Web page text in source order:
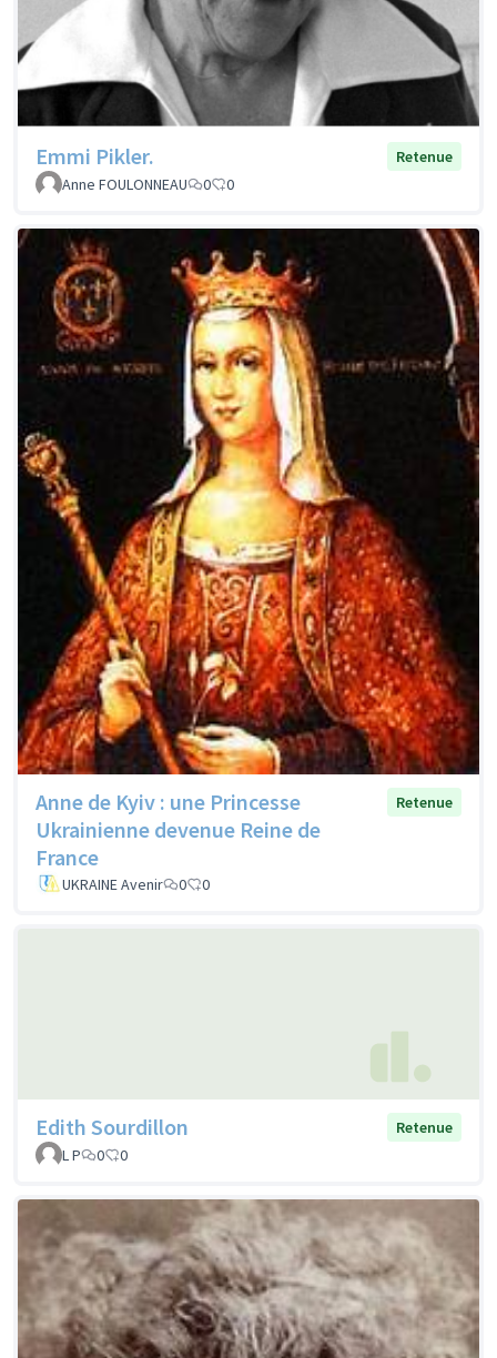
Emmi Pikler.
Retenue
Anne FOULONNEAU
0 0
Anne de Kyiv : une Princesse
Ukrainienne devenue Reine de
France
Retenue
UKRAINE Avenir 0 0
Edith Sourdillon
Retenue
L P
0 0